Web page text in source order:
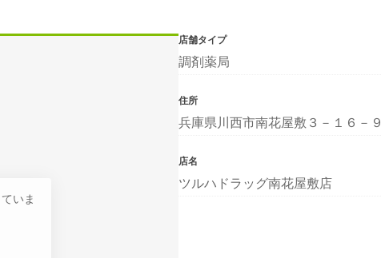
いま
店舗タイプ
調剤薬局
住所
兵庫県川西市南花屋敷３－１６－９
店名
ツルハドラッグ南花屋敷店